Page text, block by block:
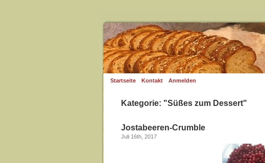
Startseite Kontakt Anmelden
Kategorie: "Süßes zum Dessert"
Jostabeeren-Crumble
Juli 16th, 2017